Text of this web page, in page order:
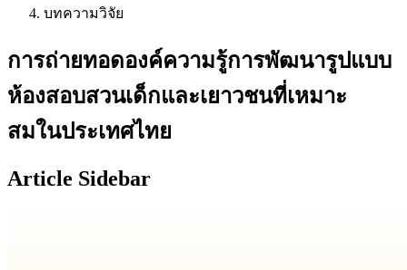
บทความวิจัย
การถ่ายทอดองค์ความรู้การพัฒนารูปแบบ
ห้องสอบสวนเด็กและเยาวชนที่เหมาะ
สมในประเทศไทย
Article Sidebar